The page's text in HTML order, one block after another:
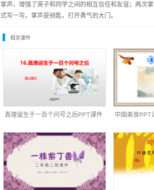
掌声，增强了英子和同学之间的相互信任和友谊；两次
式写一写。掌声是钥匙，打开勇气的大门。
相关课件
真理诞生于一百个问号之后PPT课件
中国美食PPT